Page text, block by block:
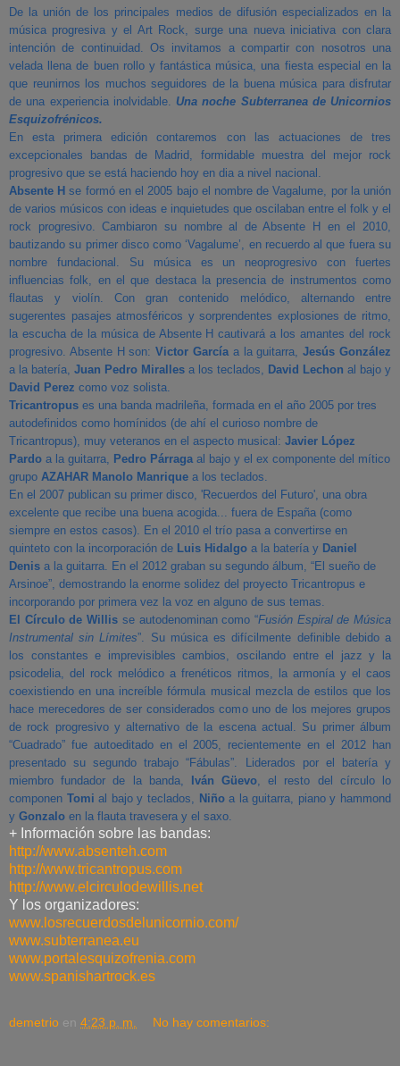
De la unión de los principales medios de difusión especializados en la
música progresiva y el Art Rock, surge una nueva iniciativa con clara
intención de continuidad. Os invitamos a compartir con nosotros una
velada llena de buen rollo y fantástica música, una fiesta especial en la
que reunirnos los muchos seguidores de la buena música para disfrutar
de una experiencia inolvidable. Una noche Subterranea de Unicornios
Esquizofrénicos.
En esta primera edición contaremos con las actuaciones de tres
excepcionales bandas de Madrid, formidable muestra del mejor rock
progresivo que se está haciendo hoy en dia a nivel nacional.
Absente H se formó en el 2005 bajo el nombre de Vagalume, por la unión
de varios músicos con ideas e inquietudes que oscilaban entre el folk y el
rock progresivo. Cambiaron su nombre al de Absente H en el 2010,
bautizando su primer disco como ‘Vagalume’, en recuerdo al que fuera su
nombre fundacional. Su música es un neoprogresivo con fuertes
influencias folk, en el que destaca la presencia de instrumentos como
flautas y violín. Con gran contenido melódico, alternando entre
sugerentes pasajes atmosféricos y sorprendentes explosiones de ritmo,
la escucha de la música de Absente H cautivará a los amantes del rock
progresivo. Absente H son:Victor García a la guitarra,Jesús González
a la batería, Juan Pedro Miralles a los teclados, David Lechon al bajo y
David Perez como voz solista.
Tricantropus es una banda madrileña, formada en el año 2005 por tres
autodefinidos como homínidos (de ahí el curioso nombre de
Tricantropus), muy veteranos en el aspecto musical: Javier López
Pardo a la guitarra, Pedro Párraga al bajo y el ex componente del mítico
grupo AZAHAR Manolo Manrique a los teclados.
En el 2007 publican su primer disco, 'Recuerdos del Futuro', una obra
excelente que recibe una buena acogida... fuera de España (como
siempre en estos casos). En el 2010 el trío pasa a convertirse en
quinteto con la incorporación de Luis Hidalgo a la batería y Daniel
Denis a la guitarra. En el 2012 graban su segundo álbum, “El sueño de
Arsinoe”, demostrando la enorme solidez del proyecto Tricantropus e
incorporando por primera vez la voz en alguno de sus temas.
El Círculo de Willis se autodenominan como “Fusión Espiral de Música
Instrumental sin Límites”. Su música es difícilmente definible debido a
los constantes e imprevisibles cambios, oscilando entre el jazz y la
psicodelia, del rock melódico a frenéticos ritmos, la armonía y el caos
coexistiendo en una increíble fórmula musical mezcla de estilos que los
hace merecedores de ser considerados como uno de los mejores grupos
de rock progresivo yalternativo de la escena actual. Su primer álbum
“Cuadrado” fue autoeditado en el 2005, recientemente en el 2012 han
presentado su segundo trabajo “Fábulas”. Liderados por el batería y
miembro fundador de la banda,
Iván Güevo , el resto del círculo lo
componen Tomi al bajo y teclados, Niñoa la guitarra, piano y hammond
y Gonzalo en la flauta travesera y el saxo.
+ Información sobre las bandas:
http://www.absenteh.com
http://www.tricantropus.com
http://www.elcirculodewillis.net
Y los organizadores:
www.losrecuerdosdelunicornio.com/
www.subterranea.eu
www.portalesquizofrenia.com
www.spanishartrock.es
demetrio en 4:23 p. m. No hay comentarios: